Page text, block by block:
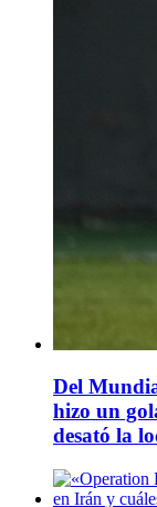
Del
hizo un
desató la